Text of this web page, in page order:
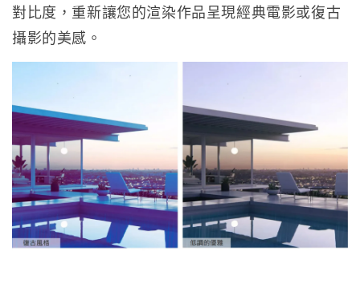
對比度，重新讓您的渲染作品呈現經典電影或復古
攝影的美感。